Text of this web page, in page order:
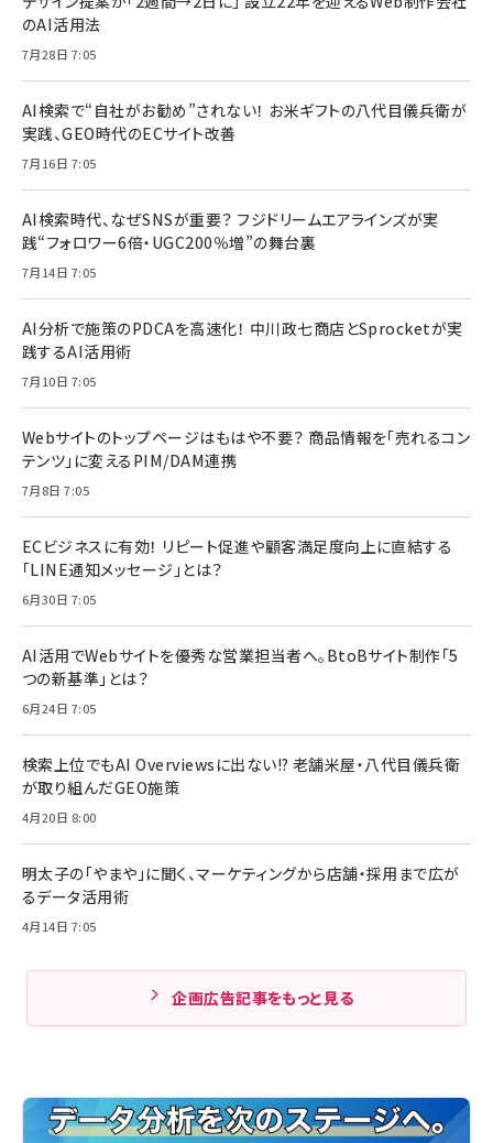
のAI活用法
7月28日 7:05
AI検索で“自社がお勧め”されない！ お米ギフトの八代目儀兵衛が
実践、GEO時代のECサイト改善
7月16日 7:05
AI検索時代、なぜSNSが重要？ フジドリームエアラインズが実
践“フォロワー6倍・UGC200％増”の舞台裏
7月14日 7:05
AI分析で施策のPDCAを高速化！ 中川政七商店とSprocketが実
践するAI活用術
7月10日 7:05
Webサイトのトップページはもはや不要？ 商品情報を「売れるコン
テンツ」に変えるPIM/DAM連携
7月8日 7:05
ECビジネスに有効！ リピート促進や顧客満足度向上に直結する
「LINE通知メッセージ」とは？
6月30日 7:05
AI活用でWebサイトを優秀な営業担当者へ。BtoBサイト制作「5
つの新基準」とは？
6月24日 7:05
検索上位でもAI Overviewsに出ない!? 老舗米屋・八代目儀兵衛
が取り組んだGEO施策
4月20日 8:00
明太子の「やまや」に聞く、マーケティングから店舗・採用まで広が
るデータ活用術
4月14日 7:05
企画広告記事をもっと見る